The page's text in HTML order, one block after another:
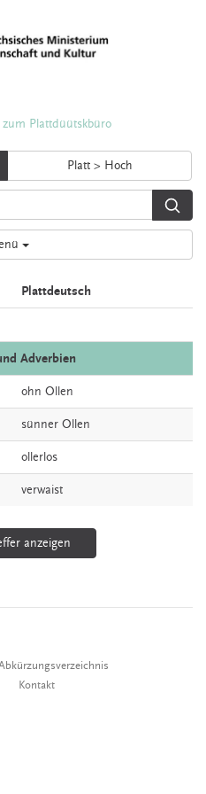
Plattdüütskbüro
Platt > Hoch
Plattdeutsch
Adverbien
ohn Ollen
sünner Ollen
ollerlos
verwaist
anzeigen
Kontakt